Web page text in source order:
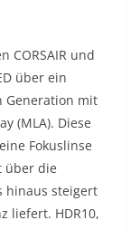
CORSAIR und
über ein
Generation mit
(MLA). Diese
Fokuslinse
über die
hinaus steigert
liefert. HDR10,